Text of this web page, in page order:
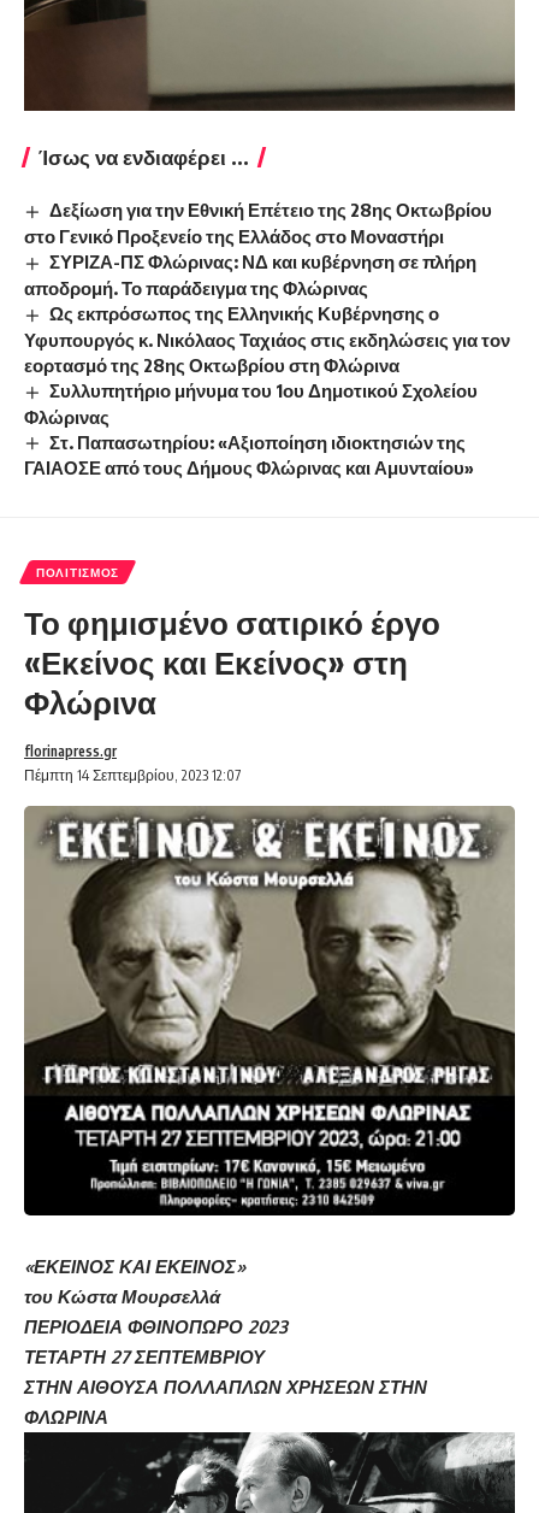
Ίσως να ενδιαφέρει ...
Δεξίωση για την Εθνική Επέτειο της 28ης Οκτωβρίου
στο Γενικό Προξενείο της Ελλάδος στο Μοναστήρι
ΣΥΡΙΖΑ-ΠΣ Φλώρινας: ΝΔ και κυβέρνηση σε πλήρη
αποδρομή. Το παράδειγμα της Φλώρινας
Ως εκπρόσωπος της Ελληνικής Κυβέρνησης ο
Υφυπουργός κ. Νικόλαος Ταχιάος στις εκδηλώσεις για τον
εορτασμό της 28ης Οκτωβρίου στη Φλώρινα
Συλλυπητήριο μήνυμα του 1ου Δημοτικού Σχολείου
Φλώρινας
Στ. Παπασωτηρίου: «Αξιοποίηση ιδιοκτησιών της
ΓΑΙΑΟΣΕ από τους Δήμους Φλώρινας και Αμυνταίου»
ΠΟΛΙΤΙΣΜΌΣ
Το φημισμένο σατιρικό έργο
«Εκείνος και Εκείνος» στη
Φλώρινα
Πέμπτη 14 Σεπτεμβρίου, 2023 12:07
florinapress.gr
«ΕΚΕΙΝΟΣ ΚΑΙ ΕΚΕΙΝΟΣ»
του Κώστα Μουρσελλά
ΠΕΡΙΟΔΕΙΑ ΦΘΙΝΟΠΩΡΟ 2023
ΤΕΤΑΡΤΗ 27 ΣΕΠΤΕΜΒΡΙΟΥ
ΣΤΗΝ ΑΙΘΟΥΣΑ ΠΟΛΛΑΠΛΩΝ ΧΡΗΣΕΩΝ ΣΤΗΝ
ΦΛΩΡΙΝΑ